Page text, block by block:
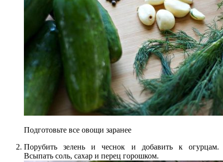
Подготовьте все овощи заранее
Порубить зелень и чеснок и добавить к огурцам.
Всыпать соль, сахар и перец горошком.